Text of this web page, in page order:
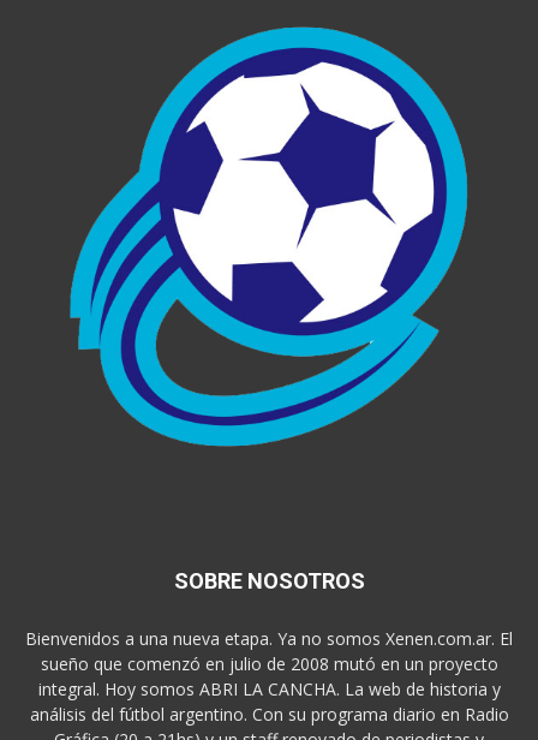
SOBRE NOSOTROS
Bienvenidos a una nueva etapa. Ya no somos Xenen.com.ar. El
sueño que comenzó en julio de 2008 mutó en un proyecto
integral. Hoy somos ABRI LA CANCHA. La web de historia y
análisis del fútbol argentino. Con su programa diario en Radio